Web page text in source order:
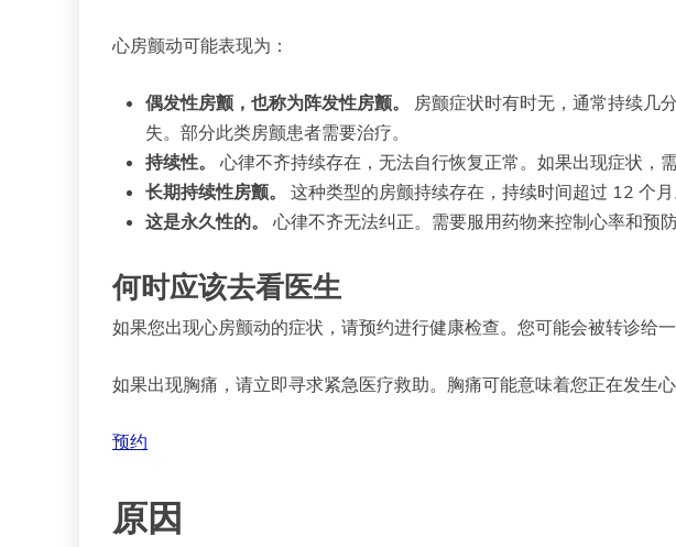
心房颤动可能表现为：
偶发性房颤，也称为阵发性房颤。
房颤症状时有时无，通常持续几
失。部分此类房颤患者需要治疗。
持续性。
心律不齐持续存在，无法自行恢复正常。如果出现症状，
长期持续性房颤。
这种类型的房颤持续存在，持续时间超过 12 个
这是永久性的。
心律不齐无法纠正。需要服用药物来控制心率和预防
何时应该去看医生
如果您出现心房颤动的症状，请预约进行健康检查。您可能会被转诊给
如果出现胸痛，请立即寻求紧急医疗救助。胸痛可能意味着您正在发生心
预约
原因